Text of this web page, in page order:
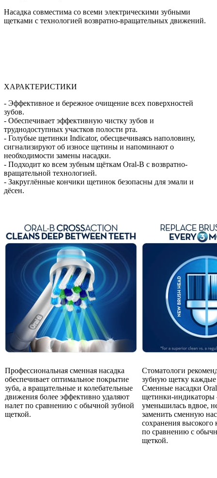
Насадка совместима со всеми электрическими зубными
щетками с технологией возвратно-вращательных движений.
ХАРАКТЕРИСТИКИ
- Эффективное и бережное очищение всех поверхностей
зубов.
- Обеспечивает эффективную чистку зубов и
труднодоступных участков полости рта.
- Голубые щетинки Indicator, обесцвечиваясь наполовину,
сигнализируют об износе щетины и напоминают о
необходимости замены насадки.
- Подходит ко всем зубным щёткам Oral-B с возвратно-
вращательной технологией.
- Закруглённые кончики щетинок безопасны для эмали и
дёсен.
Профессиональная сменная насадка
обеспечивает оптимальное покрытие
зуба, а вращательные и колебательные
движения более эффективно удаляют
налет по сравнению с обычной зубной
щеткой.
Стоматологи
зубную щетку каждые
Сменные насадки
щетинки-
уменьшилась вдвое,
заменить сменную
сохранения высокого
по сравнению с
щеткой.